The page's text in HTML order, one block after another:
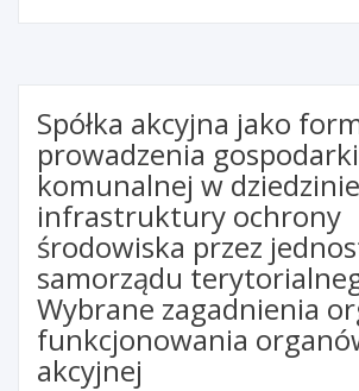
Spółka akcyjna jako
prowadzenia gospodarki
komunalnej w dziedzinie
infrastruktury ochrony
środowiska przez
samorządu
Wybrane zagadnienia
funkcjonowania
akcyjnej